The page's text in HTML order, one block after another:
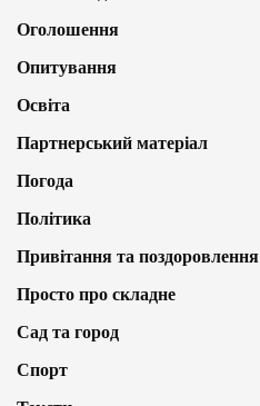
Оголошення
Опитування
Освіта
Партнерський матеріал
Погода
Політика
Привітання та поздоровлення
Просто про складне
Сад та город
Спорт